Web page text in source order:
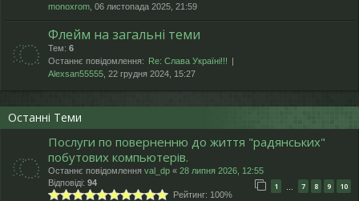
monoxrom , 06 листопада 2025, 21:59
Флейм на загальні теми
Тем: 6
Останнє повідомлення:
Re: Слава Україні!!!
Alexsan55555 , 22 грудня 2024, 15:27
Останні Теми
Послуги по поверненню до життя "радянських"
побутових компьютерів.
Останнє повідомлення val_dp « 28 липня 2026, 12:55
Відповіді: 94 1 … 7 8 9 10
Рейтинг: 100%